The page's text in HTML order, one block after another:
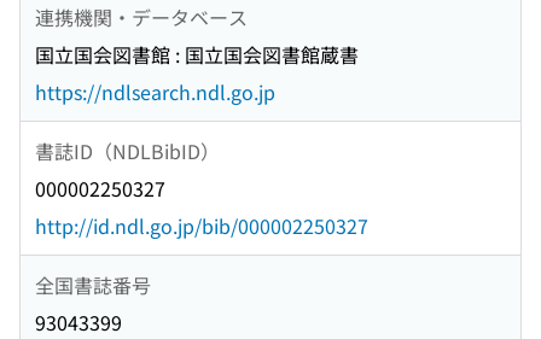
連携機関・データベース
国立国会図書館 : 国立国会図書館蔵書
https://ndlsearch.ndl.go.jp
書誌ID（NDLBibID）
000002250327
http://id.ndl.go.jp/bib/000002250327
全国書誌番号
93043399